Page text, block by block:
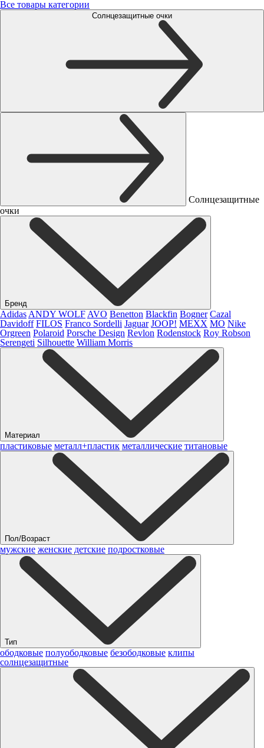
Все товары категории
Солнцезащитные очки
Солнцезащитные
очки
Бренд
Adidas ANDY WOLF AVO Benetton Blackfin Bogner Cazal
Davidoff FILOS Franco Sordelli Jaguar JOOP! MEXX MO Nike
Orgreen Polaroid Porsche Design Revlon Rodenstock Roy Robson
Serengeti Silhouette William Morris
Материал
пластиковые металл+пластик металлические титановые
Пол/Возраст
мужские женские детские подростковые
Тип
ободковые полуободковые безободковые клипы
солнцезащитные